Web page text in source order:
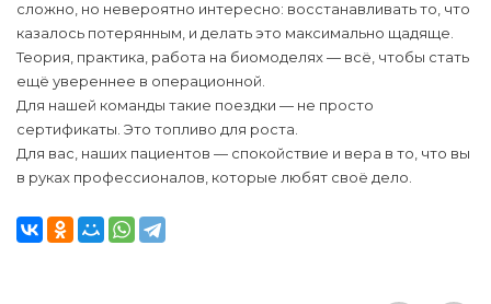
сложно, но невероятно интересно: восстанавливать то, что
казалось потерянным, и делать это максимально щадяще.
Теория, практика, работа на биомоделях — всё, чтобы стать
ещё увереннее в операционной.
Для нашей команды такие поездки — не просто
сертификаты. Это топливо для роста.
Для вас, наших пациентов — спокойствие и вера в то, что вы
в руках профессионалов, которые любят своё дело.